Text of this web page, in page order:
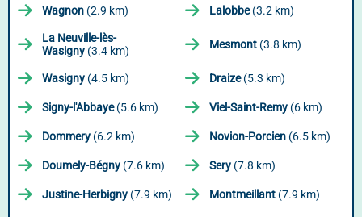
Wagnon (2.9 km) Lalobbe(3.2 km)
La Neuville-lès-
Wasigny (3.4 km) Mesmont (3.8 km)
Wasigny (4.5 km) Draize(5.3 km)
Signy-l'Abbaye(5.6 km) Viel-Saint-Remy (6 km)
Dommery (6.2 km) Novion-Porcien (6.5 km)
Doumely-Bégny (7.6 km) Sery (7.8 km)
Justine-Herbigny (7.9 km) Montmeillant (7.9 km)